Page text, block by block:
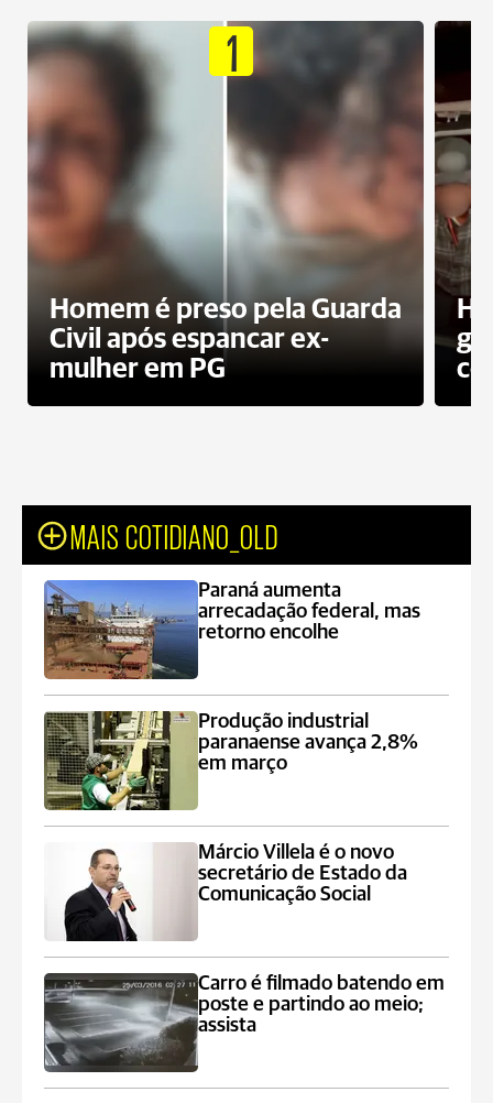
1
Homem é preso pela Guarda
Civil após espancar ex-
mulher em PG
MAIS COTIDIANO_OLD
Paraná aumenta
arrecadação federal, mas
retorno encolhe
Produção industrial
paranaense avança 2,8%
em março
Márcio Villela é o novo
secretário de Estado da
Comunicação Social
Carro é filmado batendo em
poste e partindo ao meio;
assista